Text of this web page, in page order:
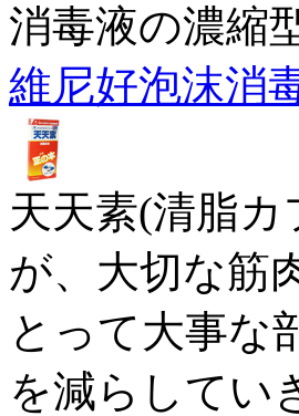
消毒液の濃縮
維尼好泡沫消
天天素(清脂
が、大切な筋
とって大事な
を減らしてい